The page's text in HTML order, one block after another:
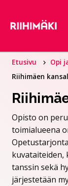
Etusivu Opi
Riihimäen
Opisto on
toimialueena
kuvataiteiden,
tanssin sekä
järjestetään